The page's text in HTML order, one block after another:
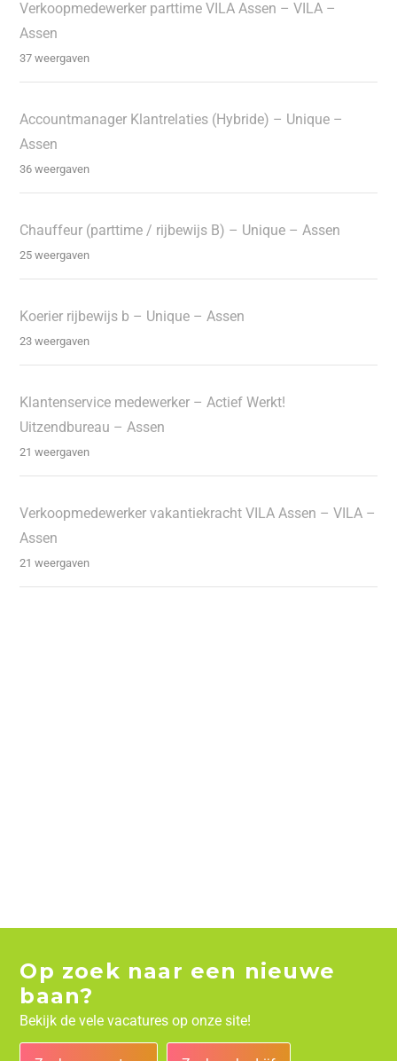
Verkoopmedewerker parttime VILA Assen – VILA –
Assen
37 weergaven
Accountmanager Klantrelaties (Hybride) – Unique –
Assen
36 weergaven
Chauffeur (parttime / rijbewijs B) – Unique – Assen
25 weergaven
Koerier rijbewijs b – Unique – Assen
23 weergaven
Klantenservice medewerker – Actief Werkt!
Uitzendbureau – Assen
21 weergaven
Verkoopmedewerker vakantiekracht VILA Assen – VILA –
Assen
21 weergaven
Op zoek naar een nieuwe
baan?
Bekijk de vele vacatures op onze site!